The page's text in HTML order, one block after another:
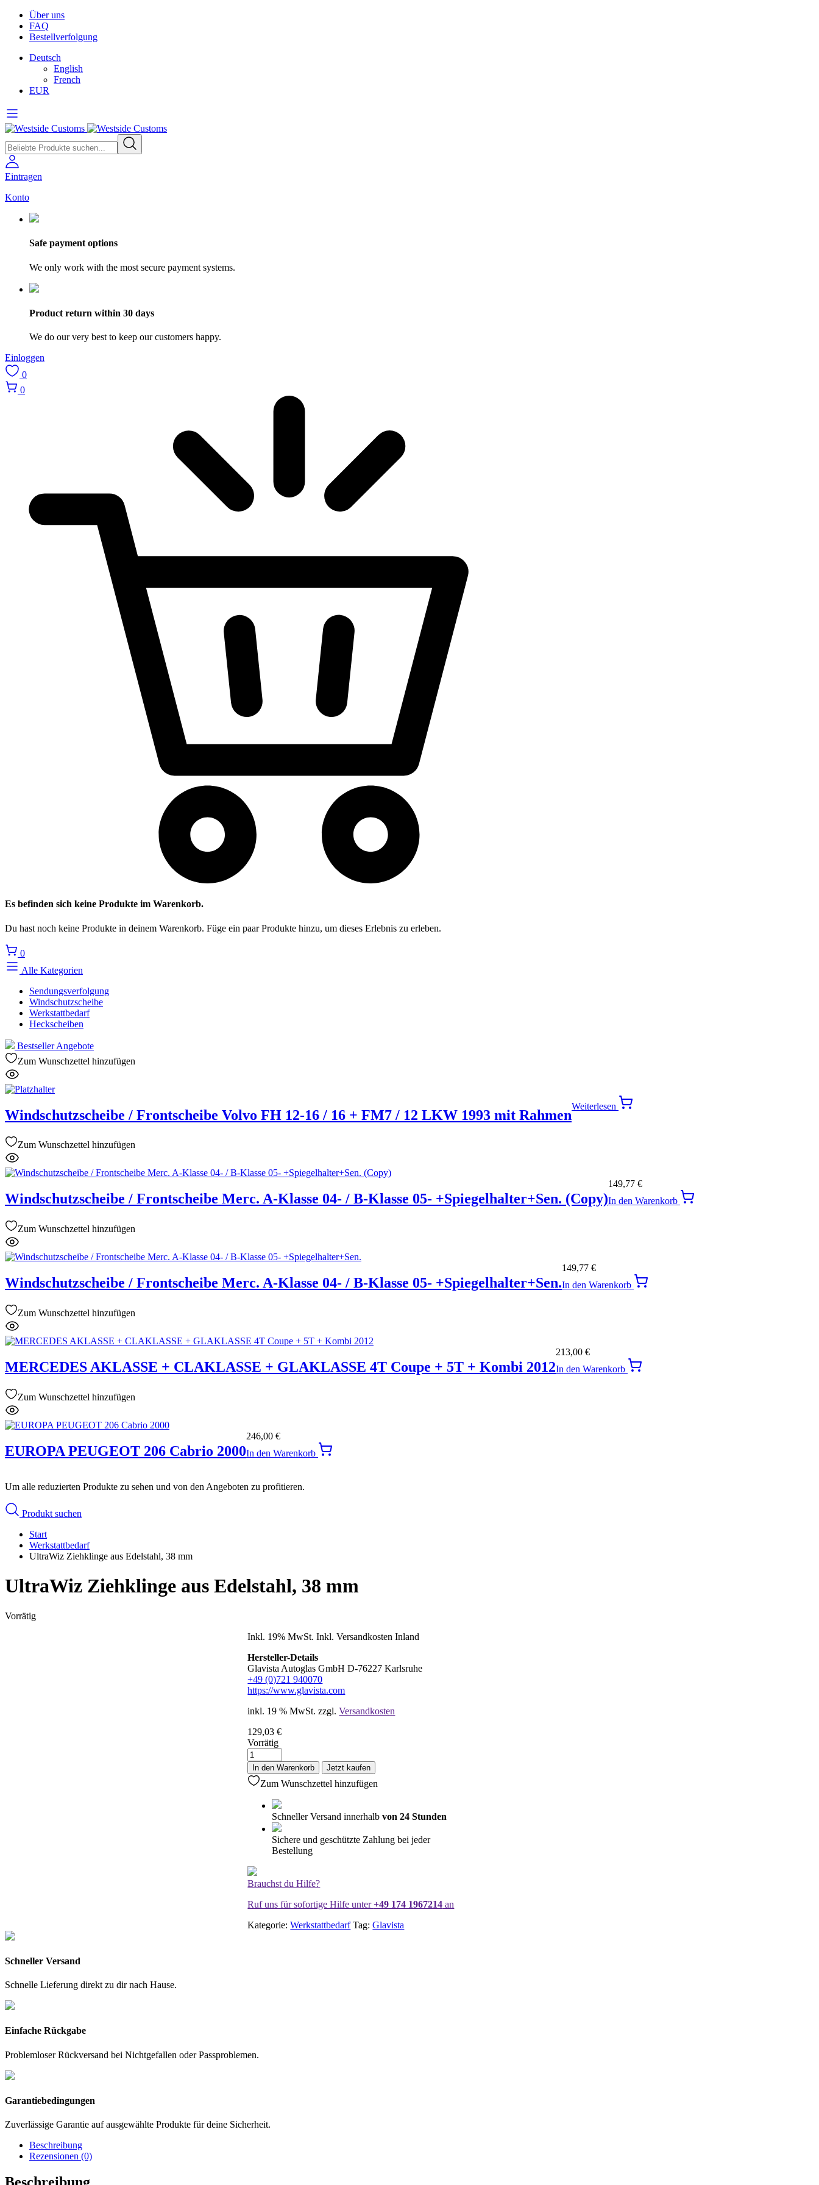
Über uns
FAQ
Bestellverfolgung
Deutsch
English
French
EUR
Eintragen
Konto
Safe payment options
We only work with the most secure payment systems.
Product return within 30 days
We do our very best to keep our customers happy.
Einloggen
0
0
Es befinden sich keine Produkte im Warenkorb.
Du hast noch keine Produkte in deinem Warenkorb. Füge ein paar Produkte hinzu, um dieses Erlebnis zu erleben.
0
Alle Kategorien
Sendungsverfolgung
Windschutzscheibe
Werkstattbedarf
Heckscheiben
BestsellerAngebote
Zum Wunschzettel hinzufügen
Windschutzscheibe / Frontscheibe Volvo FH 12-16 / 16 + FM7 / 12 LKW 1993 mit Rahmen
Weiterlesen
Zum Wunschzettel hinzufügen
Windschutzscheibe / Frontscheibe Merc. A-Klasse 04- / B-Klasse 05- +Spiegelhalter+Sen. (Copy)
149,77 €
In den Warenkorb
Zum Wunschzettel hinzufügen
Windschutzscheibe / Frontscheibe Merc. A-Klasse 04- / B-Klasse 05- +Spiegelhalter+Sen.
149,77 €
In den Warenkorb
Zum Wunschzettel hinzufügen
MERCEDES AKLASSE + CLAKLASSE + GLAKLASSE 4T Coupe + 5T + Kombi 2012
213,00 €
In den Warenkorb
Zum Wunschzettel hinzufügen
EUROPA PEUGEOT 206 Cabrio 2000
246,00 €
In den Warenkorb
Um alle reduzierten Produkte zu sehen und von den Angeboten zu profitieren.
Produkt suchen
Start
Werkstattbedarf
UltraWiz Ziehklinge aus Edelstahl, 38 mm
UltraWiz Ziehklinge aus Edelstahl, 38 mm
Vorrätig
Inkl. 19% MwSt. Inkl. Versandkosten Inland
Hersteller-Details
Glavista Autoglas GmbH D-76227 Karlsruhe
+49 (0)721 940070
https://www.glavista.com
inkl. 19 % MwSt. zzgl.Versandkosten
129,03€
Vorrätig
UltraWiz
Ziehklinge
aus
Edelstahl,
Menge
In den Warenkorb Jetzt kaufen
Zum Wunschzettel hinzufügen
Schneller Versand innerhalbvon 24 Stunden
Sichere und geschützte Zahlung bei jeder
Bestellung
Brauchst du Hilfe?
Ruf uns für sofortige Hilfe unter+49 174 1967214 an
Kategorie:Werkstattbedarf Tag:Glavista
Schneller Versand
Schnelle Lieferung direkt zu dir nach Hause.
Einfache Rückgabe
Problemloser Rückversand bei Nichtgefallen oder Passproblemen.
Garantiebedingungen
Zuverlässige Garantie auf ausgewählte Produkte für deine Sicherheit.
Beschreibung
Rezensionen (0)